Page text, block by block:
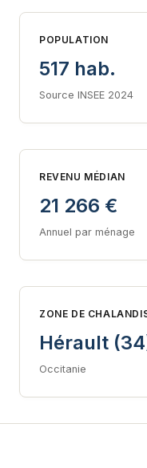
POPULATION
517 hab.
Source INSEE 2024
REVENU MÉDIAN
21 266 €
Annuel par ménage
ZONE DE
Hérault
Occitanie